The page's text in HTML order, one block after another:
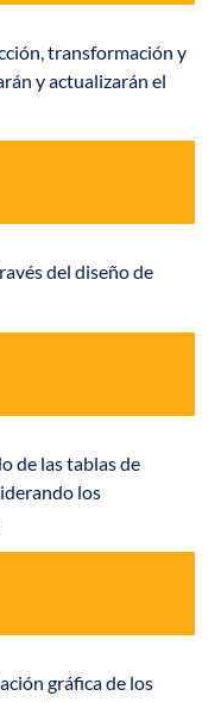
transformación y
y actualizarán el
del diseño de
de las tablas de
los
gráfica de los